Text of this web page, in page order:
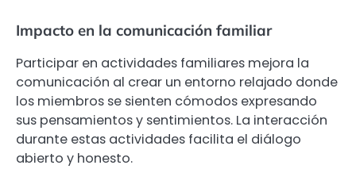
Impacto en la comunicación familiar
Participar en actividades familiares mejora la
comunicación al crear un entorno relajado donde
los miembros se sienten cómodos expresando
sus pensamientos y sentimientos. La interacción
durante estas actividades facilita el diálogo
abierto y honesto.